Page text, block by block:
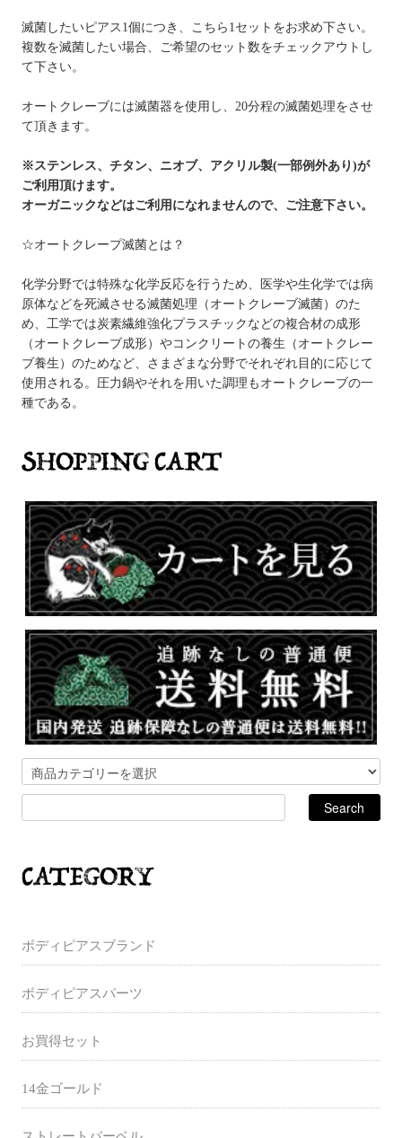
滅菌したいピアス1個につき、こちら1セットをお求め下さい。
複数を滅菌したい場合、ご希望のセット数をチェックアウトし
て下さい。
オートクレーブには滅菌器を使用し、20分程の滅菌処理をさせ
て頂きます。
※ステンレス、チタン、ニオブ、アクリル製(一部例外あり)が
ご利用頂けます。
オーガニックなどはご利用になれませんので、ご注意下さい。
☆オートクレープ滅菌とは？
化学分野では特殊な化学反応を行うため、医学や生化学では病
原体などを死滅させる滅菌処理（オートクレーブ滅菌）のた
め、工学では炭素繊維強化プラスチックなどの複合材の成形
（オートクレーブ成形）やコンクリートの養生（オートクレー
ブ養生）のためなど、さまざまな分野でそれぞれ目的に応じて
使用される。圧力鍋やそれを用いた調理もオートクレーブの一
種である。
ボディピアスブランド
ボディピアスパーツ
お買得セット
14金ゴールド